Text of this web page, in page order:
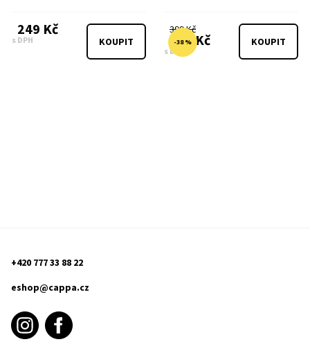
249 Kč
s DPH KOUPIT
399 Kč
249 Kč
-38 %
s DPH
KOUPIT
+420 777 33 88 22
eshop@cappa.cz